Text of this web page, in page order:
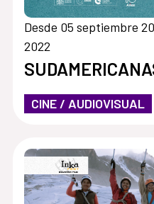
Desde 05 septiembre
2022
CINE / AUDIOVISUAL